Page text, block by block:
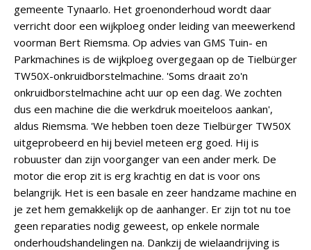
gemeente Tynaarlo. Het groenonderhoud wordt daar
verricht door een wijkploeg onder leiding van meewerkend
voorman Bert Riemsma. Op advies van GMS Tuin- en
Parkmachines is de wijkploeg overgegaan op de Tielbürger
TW50X-onkruidborstelmachine. 'Soms draait zo'n
onkruidborstelmachine acht uur op een dag. We zochten
dus een machine die die werkdruk moeiteloos aankan',
aldus Riemsma. 'We hebben toen deze Tielbürger TW50X
uitgeprobeerd en hij beviel meteen erg goed. Hij is
robuuster dan zijn voorganger van een ander merk. De
motor die erop zit is erg krachtig en dat is voor ons
belangrijk. Het is een basale en zeer handzame machine en
je zet hem gemakkelijk op de aanhanger. Er zijn tot nu toe
geen reparaties nodig geweest, op enkele normale
onderhoudshandelingen na. Dankzij de wielaandrijving is